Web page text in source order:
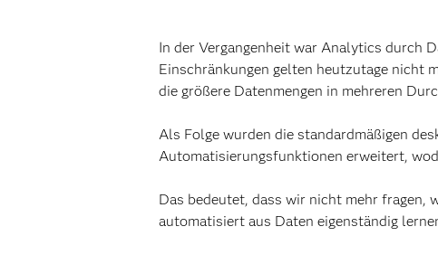
In der Vergangenheit war Analytics durch
Einschränkungen gelten heutzutage nicht
die größere Datenmengen in mehreren
Als Folge wurden die standardmäßigen
Automatisierungsfunktionen erweitert,
Das bedeutet, dass wir nicht mehr fragen,
automatisiert aus Daten eigenständig